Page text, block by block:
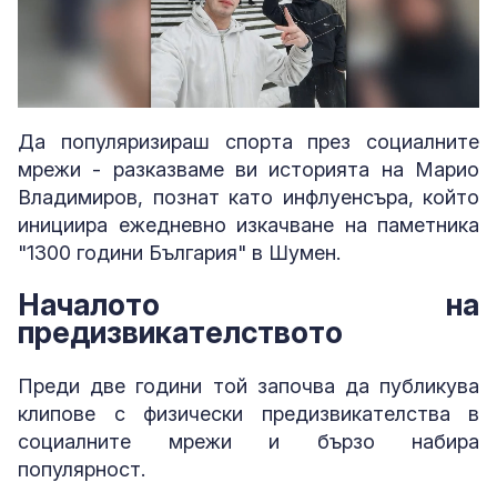
Loaded
37.27%
Да популяризираш спорта през социалните
мрежи - разказваме ви историята на Марио
Владимиров, познат като инфлуенсъра, който
инициира ежедневно изкачване на паметника
"1300 години България" в Шумен.
Началото на
предизвикателството
Преди две години той започва да публикува
клипове с физически предизвикателства в
социалните мрежи и бързо набира
популярност.